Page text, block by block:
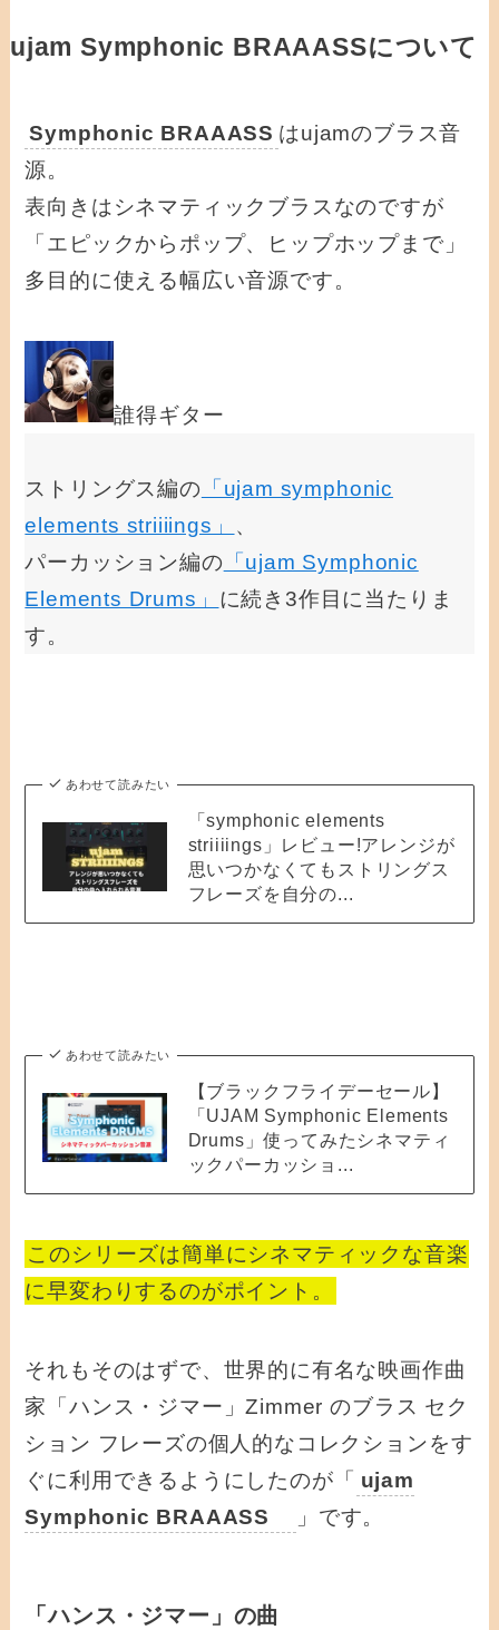
ujam Symphonic BRAAASSについて
Symphonic BRAAASS はujamのブラス音
源。
表向きはシネマティックブラスなのですが
「エピックからポップ、ヒップホップまで」
多目的に使える幅広い音源です。
誰得ギター
ストリングス編の 「ujam symphonic
elements striiiings」
、
パーカッション編の 「ujam Symphonic
Elements Drums」 に続き3作目に当たりま
す。
あわせて読みたい
「symphonic elements
striiiings」レビュー!アレンジが
思いつかなくてもストリングス
フレーズを自分の...
あわせて読みたい
【ブラックフライデーセール】
「UJAM Symphonic Elements
Drums」使ってみたシネマティ
ックパーカッショ...
このシリーズは簡単にシネマティックな音楽
に早変わりするのがポイント。
それもそのはずで、世界的に有名な映画作曲
家「ハンス・ジマー」Zimmer のブラス セク
ション フレーズの個人的なコレクションをす
ぐに利用できるようにしたのが「
ujam
Symphonic BRAAASS
」です。
「ハンス・ジマー」の曲